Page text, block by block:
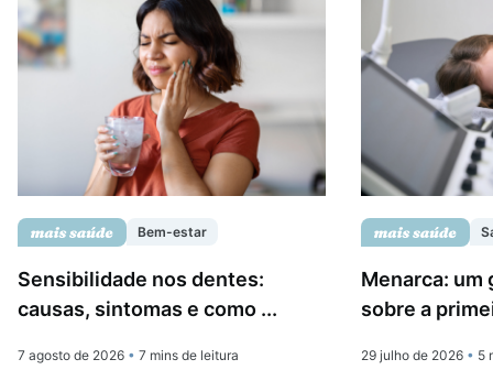
Bem-estar
Sensibilidade nos dentes:
causas, sintomas e como ...
7 agosto de 2026 • 7 mins de leitura
Menarca: um
sobre a
29 julho de 2026 • 5